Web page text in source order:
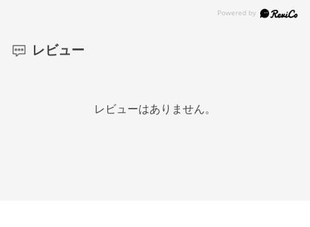
レビュー
レビューはありません。